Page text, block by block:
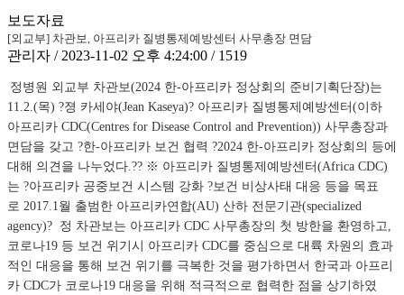
보도자료
[외교부] 차관보, 아프리카 질병통제예방센터 사무총장 면담
관리자 / 2023-11-02 오후 4:24:00 / 1519
정병원 외교부 차관보(2024 한-아프리카 정상회의 준비기획단장)는
11.2.(목) ?졍 카세야(Jean Kaseya)? 아프리카 질병통제예방센터(이하
아프리카 CDC(Centres for Disease Control and Prevention)) 사무총장과
면담을 갖고 ?한-아프리카 보건 협력 ?2024 한-아프리카 정상회의 등에
대해 의견을 나누었다.?? ※ 아프리카 질병통제예방센터(Africa CDC)
는 ?아프리카 공중보건 시스템 강화 ?보건 비상사태 대응 등을 목표
로 2017.1월 출범한 아프리카연합(AU) 산하 전문기관(specialized
agency)? 정 차관보는 아프리카 CDC 사무총장의 첫 방한을 환영하고,
코로나19 등 보건 위기시 아프리카 CDC를 중심으로 대륙 차원의 효과
적인 대응을 통해 보건 위기를 극복한 것을 평가하면서 한국과 아프리
카 CDC가 코로나19 대응을 위해 적극적으로 협력한 점을 상기하였